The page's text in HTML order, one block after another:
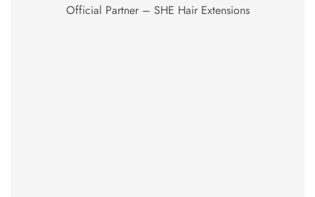
Official Partner – SHE Hair Extensions